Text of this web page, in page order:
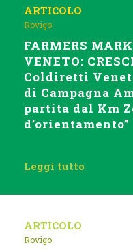
ARTICOLO
Rovigo
FARMERS
VENETO:
Coldiretti
di Campagna
partita dal Km
d’orientamento”
Leggi tutto
ARTICOLO
Rovigo